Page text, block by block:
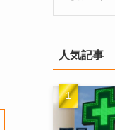
人気記事